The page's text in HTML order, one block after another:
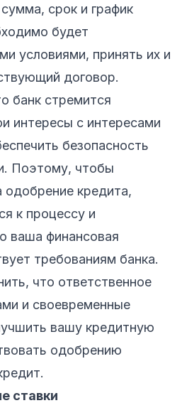
срок и график
будет
условиями, принять их и
договор.
банк стремится
интересы с интересами
безопасность
Поэтому, чтобы
кредита,
к процессу и
ваша финансовая
требованиям банка.
что ответственное
и своевременные
вашу кредитную
одобрению
ставки